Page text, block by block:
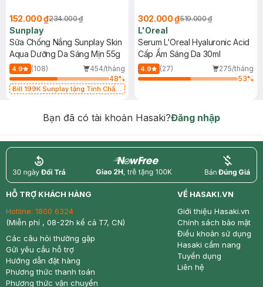
152.000 ₫234.000 ₫
Sunplay
Sữa Chống Nắng Sunplay Skin
Aqua Dưỡng Da Sáng Mịn 55g
4.9 (108)
454/tháng
48%
Bill 199K Sunplay tặng Tinh Chất
302.000 ₫519.000 ₫
L'Oreal
Serum L'Oreal Hyaluronic Acid
Cấp Ẩm Sáng Da 30ml
4.9 (27)
275/tháng
53%
Bạn đã có tài khoản Hasaki?Đăng nhập
return nowfree price
HỖ TRỢ KHÁCH HÀNG
Hotline: 1800 6324
(Miễn phí , 08-22h kể cả T7, CN)
Các câu hỏi thường gặp
Gửi yêu cầu hỗ trợ
Hướng dẫn đặt hàng
Phương thức thanh toán
Phương thức vận chuyển
VỀ HASAKI.VN
Giới thiệu Hasaki.vn
Chính sách bảo mật
Điều khoản sử dụng
Hasaki cẩm nang
Tuyển dụng
Liên hệ